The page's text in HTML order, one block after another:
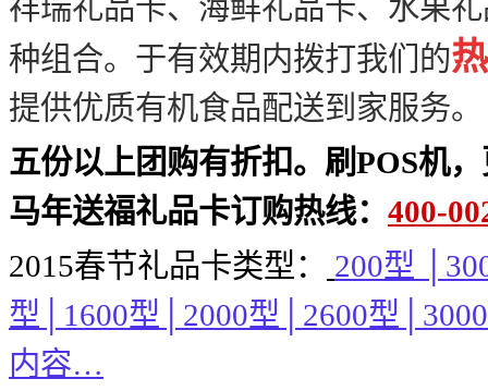
祥瑞礼品卡、海鲜礼品卡、水果
种组合。于有效期内拨打我们的
提供优质有机食品配送到家服务。
五份以上团购有折扣。刷POS机
马年送福礼品卡订购热线： 400-
2015春节礼品卡类型： 200型
型 │1600型 │2000型 │2600型 │3000
内容…